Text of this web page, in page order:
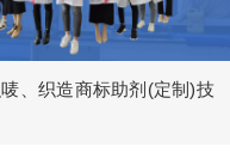
、织造商标助剂(定制)技